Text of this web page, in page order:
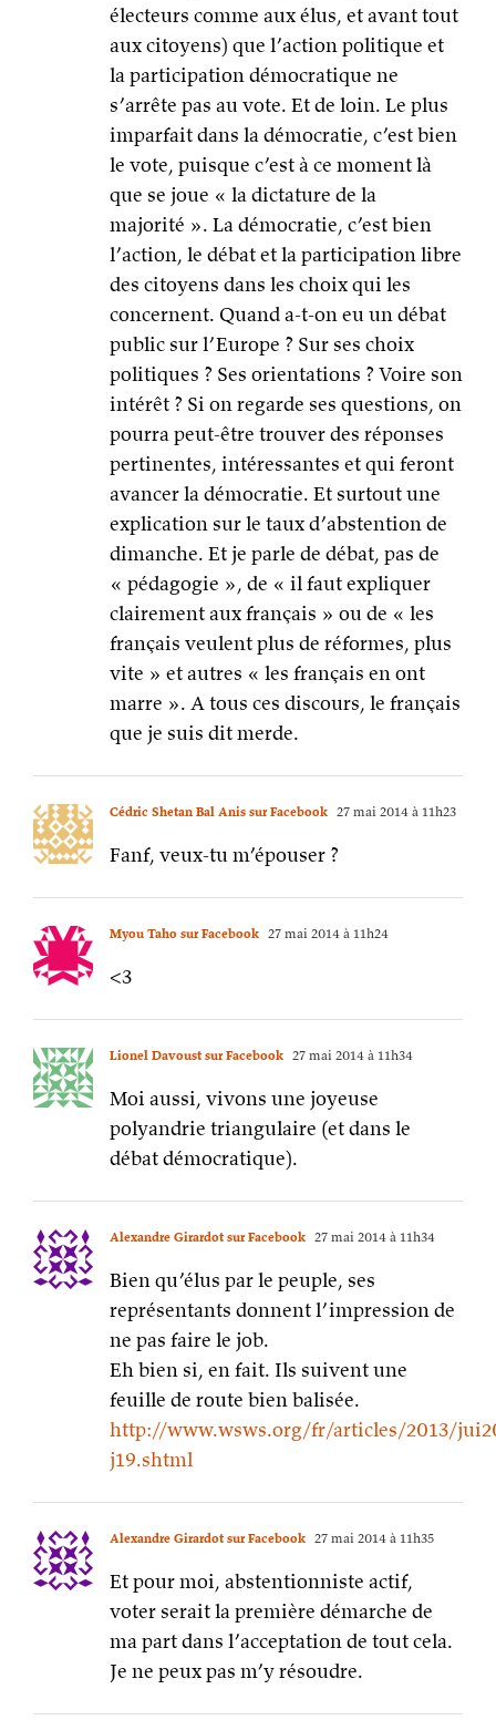
que se joue « la dictature de la
majorité ». La démocratie, c’est bien
l’action, le débat et la participation libre
des citoyens dans les choix qui les
concernent. Quand a-t-on eu un débat
public sur l’Europe ? Sur ses choix
politiques ? Ses orientations ? Voire son
intérêt ? Si on regarde ses questions, on
pourra peut-être trouver des réponses
pertinentes, intéressantes et qui feront
avancer la démocratie. Et surtout une
explication sur le taux d’abstention de
dimanche. Et je parle de débat, pas de
« pédagogie », de « il faut expliquer
clairement aux français » ou de « les
français veulent plus de réformes, plus
vite » et autres « les français en ont
marre ». A tous ces discours, le français
que je suis dit merde.
Cédric Shetan Bal Anis sur Facebook 27 mai 2014 à 11h23
Fanf, veux-tu m’épouser ?
polyandrie triangulaire (et dans le
débat démocratique).
Alexandre Girardot sur Facebook 27 mai 2014 à 11h34
Bien qu’élus par le peuple, ses
représentants donnent l’impression de
ne pas faire le job.
http://www.wsws.org/fr/articles/2013/
j19.shtml
Alexandre Girardot sur Facebook 27 mai 2014 à 11h35
Et pour moi, abstentionniste actif,
voter serait la première démarche de
ma part dans l’acceptation de tout cela.
Lionel Davoust sur Facebook 27 mai 2014 à 11h36
We need a fucking vote blanc avec des
conséquences pour la classe politique.
Mais je rêve doucement, là.